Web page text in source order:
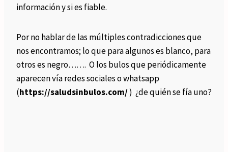
información y si es fiable.
Por no hablar de las múltiples contradicciones que
nos encontramos; lo que para algunos es blanco, para
otros es negro……. O los bulos que periódicamente
aparecen vía redes sociales o whatsapp
(https://saludsinbulos.com/) ¿de quién se fía uno?